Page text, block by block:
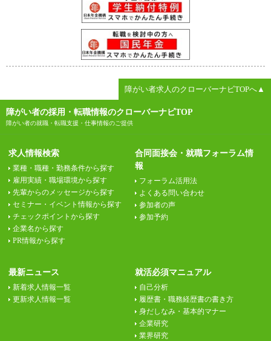
障がい者求人のクローバーナビTOPへ▲
障がい者の採用・転職情報のクローバーナビTOP
障がい者の就職・転職支援・仕事情報のご提供
求人情報検索
業種・職種・勤務条件から探す
雇用実績・職場環境から探す
先輩からのメッセージから探す
セミナー・イベント情報から探す
チェックポイントから探す
企業名から探す
PR情報から探す
合同面接会・就職フォーラム情
報
フォーラム活用法
よくある問い合わせ
参加者の声
参加予約
最新ニュース
新着求人情報一覧
更新求人情報一覧
就活必須マニュアル
自己分析
履歴書・職務経歴書の書き方
身だしなみ・基本的マナー
企業研究
業界研究